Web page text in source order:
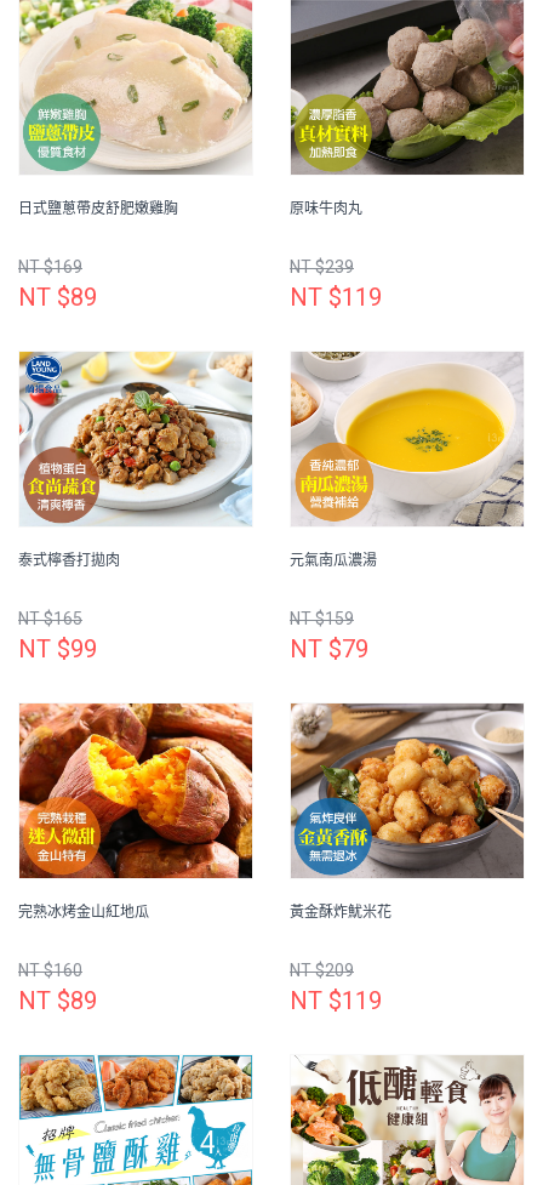
日式鹽蔥帶皮舒肥嫩雞胸
NT $169
NT $89
原味牛肉丸
NT $239
NT $119
泰式檸香打拋肉
NT $165
NT $99
元氣南瓜濃湯
NT $159
NT $79
完熟冰烤金山紅地瓜
NT $160
NT $89
黃金酥炸魷米花
NT $209
NT $119